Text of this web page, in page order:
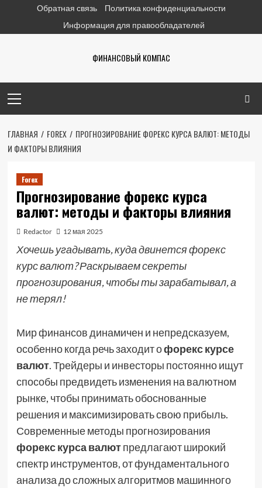
содержимому
Обратная связь
Политика конфиденциальности
Информация для правообладателей
ФИНАНСОВЫЙ КОМПАС
меню
ГЛАВНАЯ FOREX
ПРОГНОЗИРОВАНИЕ ФОРЕКС КУРСА ВАЛЮТ: МЕТОДЫ
И ФАКТОРЫ ВЛИЯНИЯ
Forex
Прогнозирование форекс курса
валют: методы и факторы влияния
Redactor 12 мая 2025
Хочешь угадывать, куда двинется форекс
курс валют? Раскрываем секреты
прогнозирования, чтобы ты зарабатывал, а
не терял!
Мир финансов динамичен и непредсказуем,
особенно когда речь заходит офорекс курсе
валют. Трейдеры и инвесторы постоянно ищут
способы предвидеть изменения на валютном
рынке, чтобы принимать обоснованные
решения и максимизировать свою прибыль.
Современные методы прогнозирования
форекс курса валютпредлагают широкий
спектр инструментов, от фундаментального
анализа до сложных алгоритмов машинного